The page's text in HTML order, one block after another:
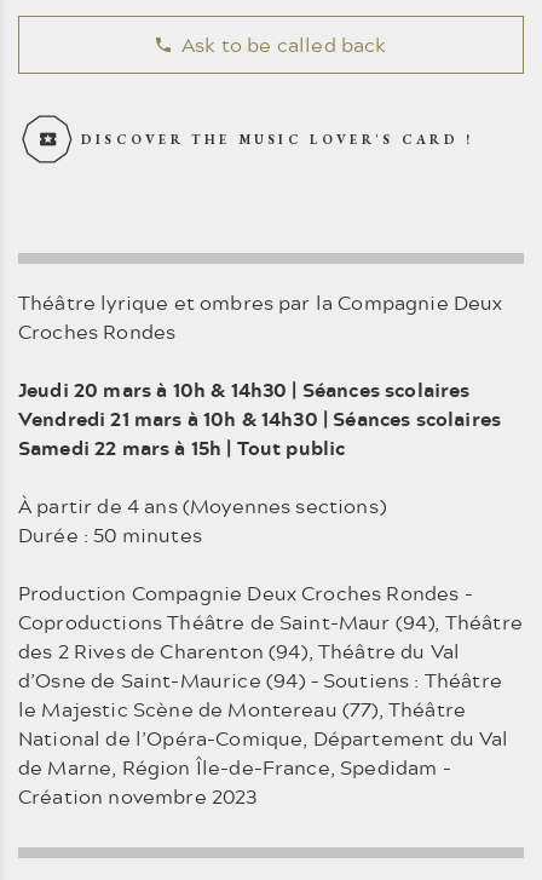
Ask to be called back
DISCOVER THE MUSIC LOVER'S CARD !
Théâtre lyrique et ombres par la Compagnie Deux
Croches Rondes
Jeudi 20 mars à 10h & 14h30 | Séances scolaires
Vendredi 21 mars à 10h & 14h30 | Séances scolaires
Samedi 22 mars à 15h | Tout public
À partir de 4 ans (Moyennes sections)
Durée : 50 minutes
Production Compagnie Deux Croches Rondes -
Coproductions Théâtre de Saint-Maur (94), Théâtre
des 2 Rives de Charenton (94), Théâtre du Val
d’Osne de Saint-Maurice (94) – Soutiens : Théâtre
le Majestic Scène de Montereau (77), Théâtre
National de l’Opéra-Comique, Département du Val
de Marne, Région Île-de-France, Spedidam -
Création novembre 2023